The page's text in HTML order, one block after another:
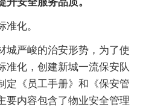
化。
严峻的治安形势，为了使
准化，创建新城一流保安队
定《员工手册》和《保安管
要内容包含了物业安全管理